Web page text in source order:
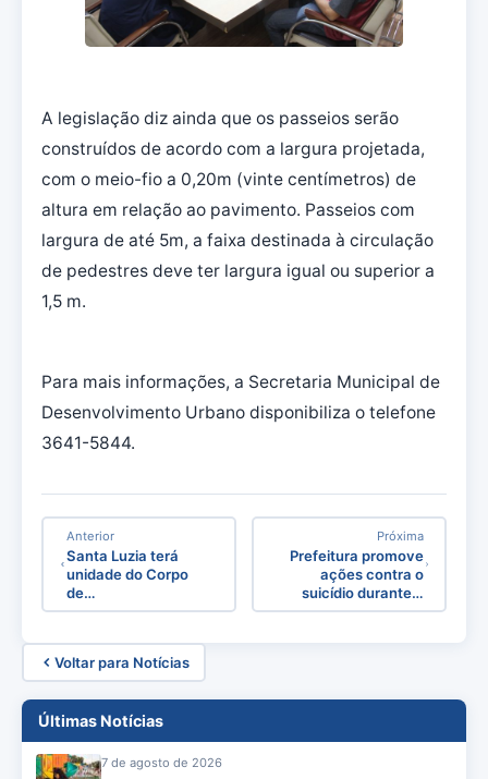
A legislação diz ainda que os passeios serão
construídos de acordo com a largura projetada,
com o meio-fio a 0,20m (vinte centímetros) de
altura em relação ao pavimento. Passeios com
largura de até 5m, a faixa destinada à circulação
de pedestres deve ter largura igual ou superior a
1,5 m.
Para mais informações, a Secretaria Municipal de
Desenvolvimento Urbano disponibiliza o telefone
3641-5844.
Anterior
Santa Luzia terá
unidade do Corpo
de…
Próxima
Prefeitura promove
ações contra o
suicídio durante…
Voltar para Notícias
Últimas Notícias
7 de agosto de 2026